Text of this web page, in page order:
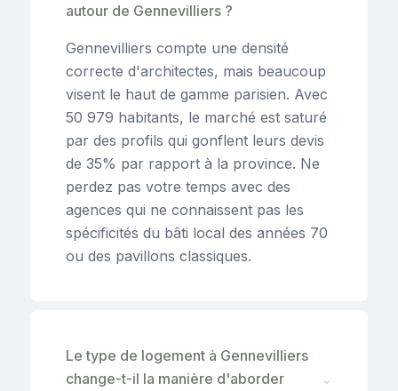
autour de Gennevilliers ?
Gennevilliers compte une densité
correcte d'architectes, mais beaucoup
visent le haut de gamme parisien. Avec
50 979 habitants, le marché est saturé
par des profils qui gonflent leurs devis
de 35% par rapport à la province. Ne
perdez pas votre temps avec des
agences qui ne connaissent pas les
spécificités du bâti local des années 70
ou des pavillons classiques.
Le type de logement à Gennevilliers
change-t-il la manière d'aborder
⌄